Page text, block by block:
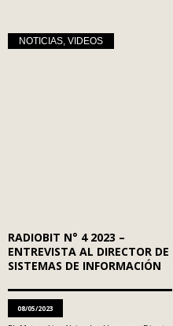
NOTICIAS, VIDEOS
RADIOBIT N° 4 2023 –
ENTREVISTA AL DIRECTOR DE
SISTEMAS DE INFORMACIÓN
08/05/2023